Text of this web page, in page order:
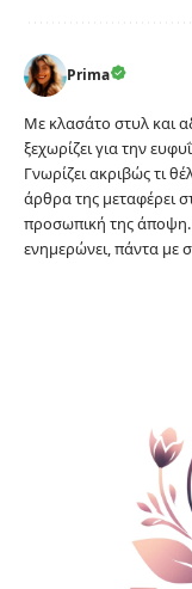
Prima
Με κλασάτο στυλ και
ξεχωρίζει για την
Γνωρίζει ακριβώς τι
άρθρα της μεταφέρει
προσωπική της άποψη.
ενημερώνει, πάντα με